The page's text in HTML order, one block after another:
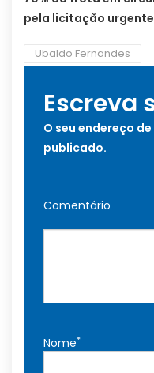
pela licitação
Ubaldo Fernandes
Escreva
O seu endereço
publicado.
Comentário
Nome*